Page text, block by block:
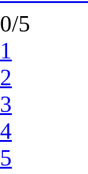
0/5
1
2
3
4
5